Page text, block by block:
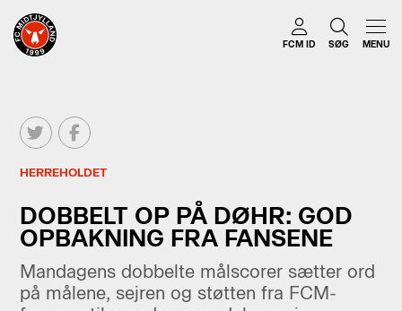
FCM ID SØG MENU
HERREHOLDET
DOBBELT OP PÅ DØHR: GOD
OPBAKNING FRA FANSENE
Mandagens dobbelte målscorer sætter ord
på målene, sejren og støtten fra FCM-